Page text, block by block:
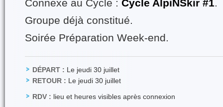
Connexe au Cycle : Cycle AlpiNSkir #1.
Groupe déjà constitué.
Soirée Préparation Week-end.
DÉPART : Le jeudi 30 juillet
RETOUR : Le jeudi 30 juillet
RDV : lieu et heures visibles après connexion